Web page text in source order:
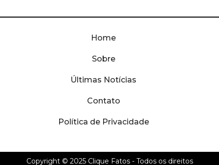
Home
Sobre
Últimas Notícias
Contato
Política de Privacidade
Copyright © 2025 Clique Fatos- Todos os direitos